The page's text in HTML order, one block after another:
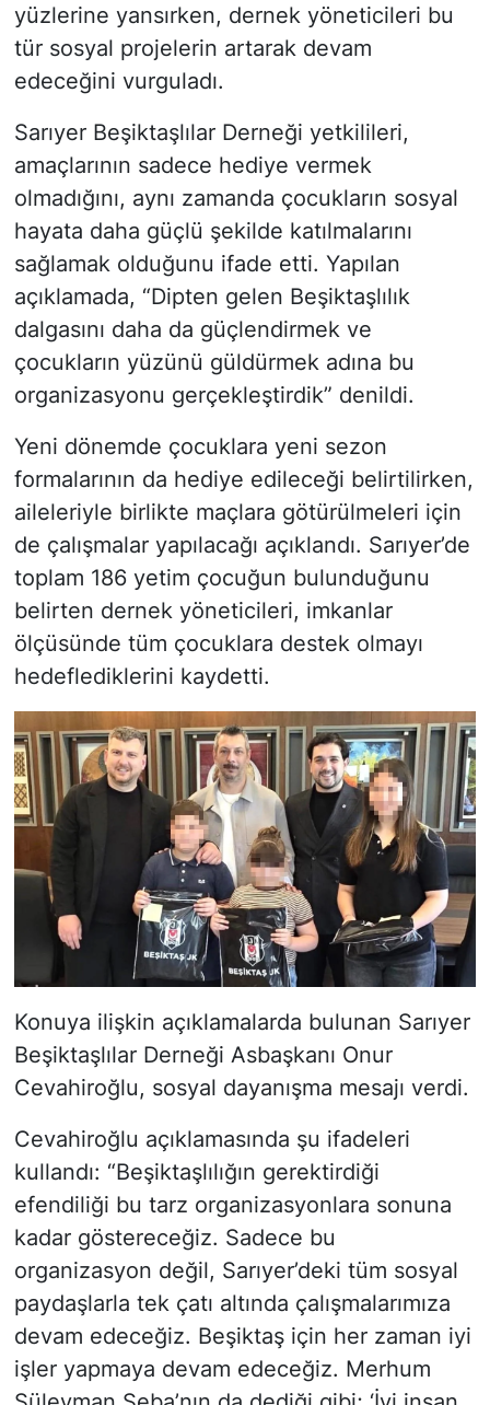
yüzlerine yansırken, dernek yöneticileri bu
tür sosyal projelerin artarak devam
edeceğini vurguladı.
Sarıyer Beşiktaşlılar Derneği yetkilileri,
amaçlarının sadece hediye vermek
olmadığını, aynı zamanda çocukların sosyal
hayata daha güçlü şekilde katılmalarını
sağlamak olduğunu ifade etti. Yapılan
açıklamada, “Dipten gelen Beşiktaşlılık
dalgasını daha da güçlendirmek ve
çocukların yüzünü güldürmek adına bu
organizasyonu gerçekleştirdik” denildi.
Yeni dönemde çocuklara yeni sezon
formalarının da hediye edileceği belirtilirken,
aileleriyle birlikte maçlara götürülmeleri için
de çalışmalar yapılacağı açıklandı. Sarıyer’de
toplam 186 yetim çocuğun bulunduğunu
belirten dernek yöneticileri, imkanlar
ölçüsünde tüm çocuklara destek olmayı
hedeflediklerini kaydetti.
Konuya ilişkin açıklamalarda bulunan Sarıyer
Beşiktaşlılar Derneği Asbaşkanı Onur
Cevahiroğlu, sosyal dayanışma mesajı verdi.
Cevahiroğlu açıklamasında şu ifadeleri
kullandı: “Beşiktaşlılığın gerektirdiği
efendiliği bu tarz organizasyonlara sonuna
kadar göstereceğiz. Sadece bu
organizasyon değil, Sarıyer’deki tüm sosyal
paydaşlarla tek çatı altında çalışmalarımıza
devam edeceğiz. Beşiktaş için her zaman iyi
işler yapmaya devam edeceğiz. Merhum